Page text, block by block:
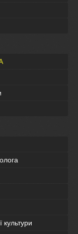
культури